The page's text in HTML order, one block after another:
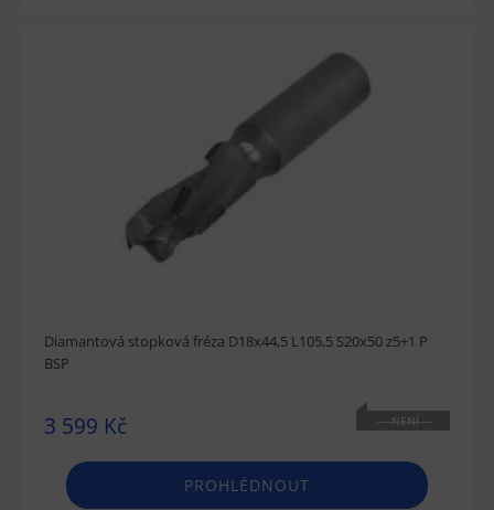
Diamantová stopková fréza D18x44,5 L105,5 S20x50 z5+1 P
BSP
3 599 Kč
NENÍ
PROHLÉDNOUT